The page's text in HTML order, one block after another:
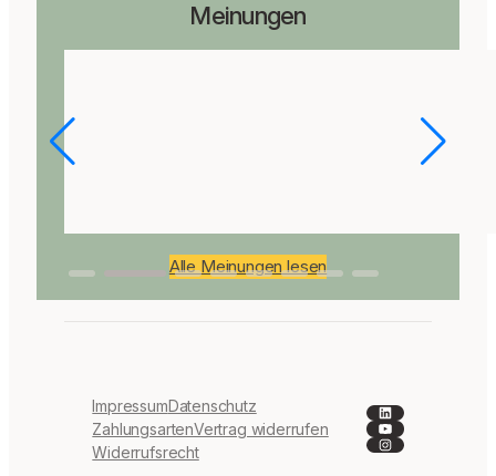
Meinungen
Alle Meinungen lesen
ImpressumDatenschutz
ZahlungsartenVertrag widerrufen
Widerrufsrecht
LinkedIn
YouTube
Instagram